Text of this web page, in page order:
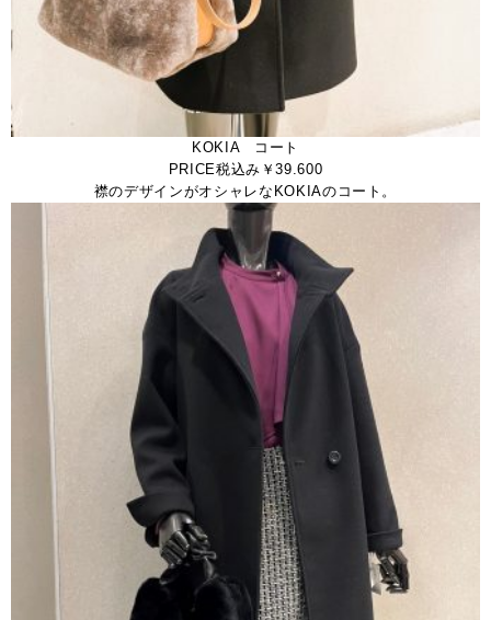
KOKIA コート
PRICE税込み￥39.600
襟のデザインがオシャレなKOKIAのコート。